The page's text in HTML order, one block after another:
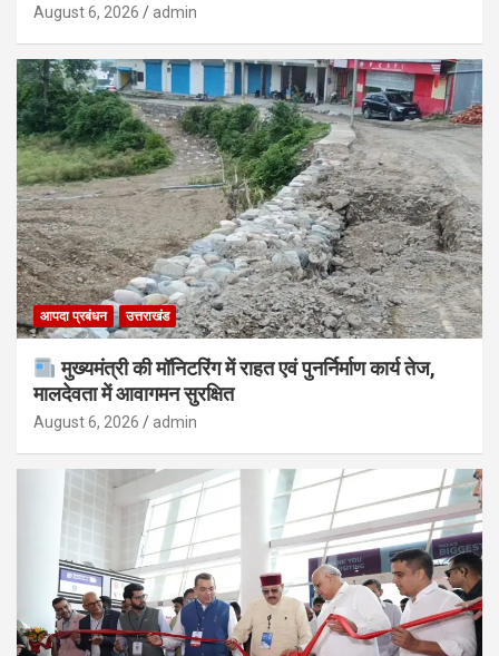
August 6, 2026 admin
आपदा प्रबंधन उत्तराखंड
मुख्यमंत्री की मॉनिटरिंग में राहत एवं पुनर्निर्माण कार्य तेज,
मालदेवता में आवागमन सुरक्षित
August 6, 2026 admin